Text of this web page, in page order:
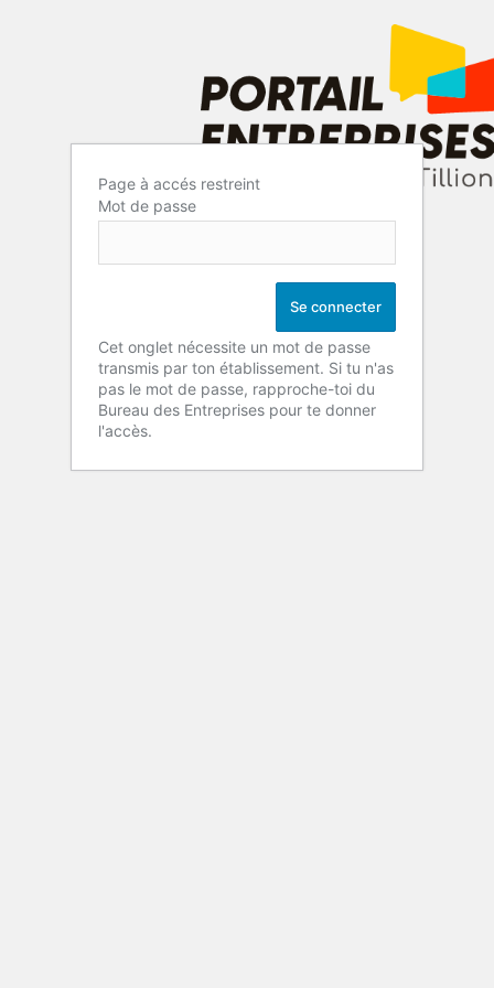
Page à accés restreint
Mot de passe
Cet onglet nécessite un mot de passe
transmis par ton établissement. Si tu n'as
pas le mot de passe, rapproche-toi du
Bureau des Entreprises pour te donner
l'accès.